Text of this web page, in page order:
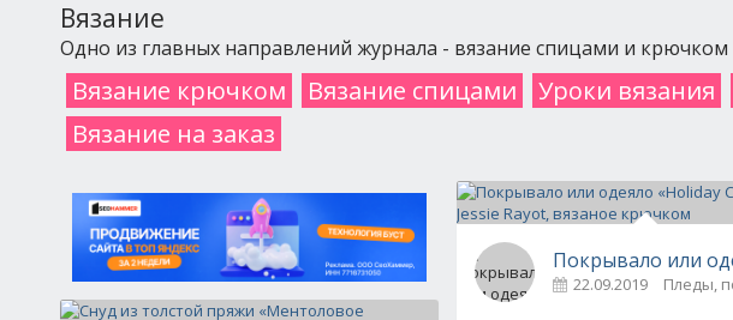
Вязание
Одно из главных направлений журнала - вязание спицами и крючком
Вязание крючком Вязание спицами Уроки вязания
Вязание на заказ
Покрывало или
22.09.2019 Пледы,